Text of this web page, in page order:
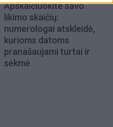
Apskaičiuokite savo
likimo skaičių:
numerologai atskleidė,
kurioms datoms
pranašaujami turtai ir
sėkmė